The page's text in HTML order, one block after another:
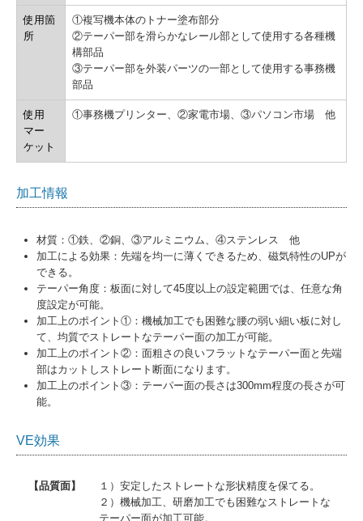
使用箇
所
①複写機本体のトナー塗布部分
②テーパー部を滑らかなレール部として使用する各種機
構部品
③テーパー部を外装パーツの一部として使用する事務機
部品
使用
マー
ケット
①事務機プリンター、②家電市場、③パソコン市場 他
加工情報
材質：①鉄、②銅、③アルミニウム、④ステンレス 他
加工による効果：先端を均一に薄くできるため、磁気特性のUPが
できる。
テーパー角度：板面に対して45度以上の設定範囲では、任意な角
度設定が可能。
加工上のポイント①：機械加工でも困難な腰の弱い細い板に対し
て、均質でストレートなテーパー面の加工が可能。
加工上のポイント②：面粗さの良いフラットなテーパー面と先端
部はカットしストレート断面になります。
加工上のポイント③：テーパー面の長さは300mm程度の長さが可
能。
VE効果
【品質面】
１）安定したストレートな形状精度を保てる。
２）機械加工、研磨加工でも困難なストレートな
テーパー面が加工可能。